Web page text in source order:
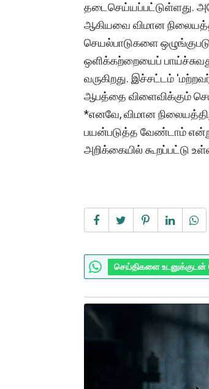
தடைசெய்யப்பட்டுள்ளது.
ஆகியவை விமான
செயல்பாடுகளை
ஒளிக்கற்றையைப்
வருகிறது. இச்சட்டம்
ஆபத்தை விளைவிக்கும்
*எனவே, விமான
பயன்படுத்த வேண்டாம் என்று
அறிக்கையில் கூறப்பட்டு
செய்திகளை